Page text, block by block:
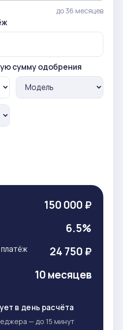
до 36 месяцев
сумму одобрения
150 000 ₽
6.5%
24 750 ₽
10 месяцев
в день расчёта
— до 15 минут